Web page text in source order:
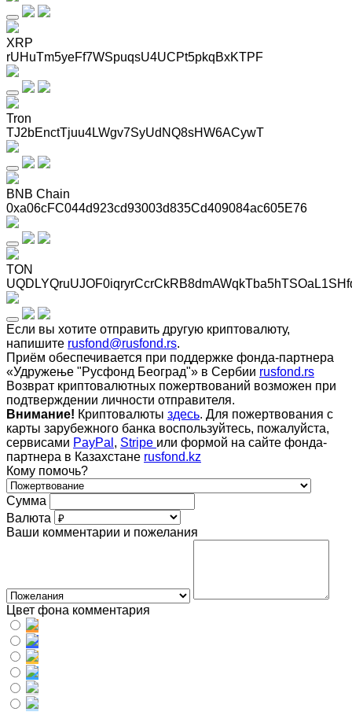
XRP
rUHuTm5yeFf7WSpuqsU4UCPt5pkqBxKTPF
Tron
TJ2bEnctTjuu4LWgv7SyUdNQ8sHW6ACywT
BNB Chain
0xa06cFC044d923cd93003d835Cd409084ac605E76
TON
Если вы хотите отправить другую криптовалюту,
напишите rusfond@rusfond.rs.
Приём обеспечивается при поддержке фонда-партнера
«Удружење "Русфонд Београд"» в Сербии rusfond.rs
Возврат криптовалютных пожертвований возможен при
подтверждении личности отправителя.
Внимание! Криптовалюты здесь. Для пожертвования с
карты зарубежного банка воспользуйтесь, пожалуйста,
сервисами PayPal , Stripe или формой на сайте фонда-
партнера в Казахстане rusfond.kz
Кому помочь?
Сумма
Валюта
Ваши комментарии и пожелания
Цвет фона комментария